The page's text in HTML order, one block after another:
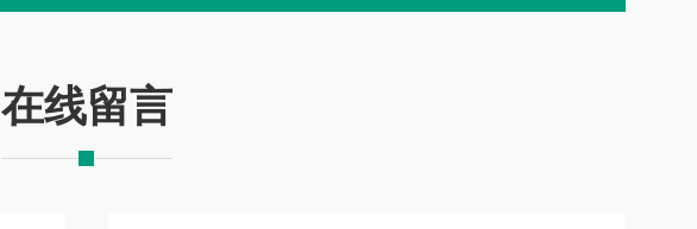
在线留言